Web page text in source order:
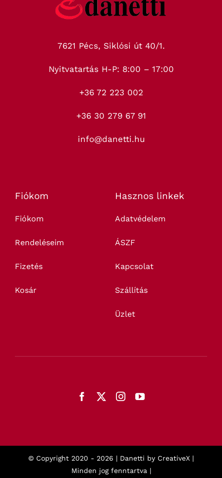
7621 Pécs, Siklósi út 40/1.
Nyitvatartás H-P: 8:00 – 17:00
+36 72 223 002
+36 30 279 67 91
info@danetti.hu
Fiókom
Fiókom
Rendeléseim
Fizetés
Kosár
Hasznos linkek
Adatvédelem
ÁSZF
Kapcsolat
Szállítás
Üzlet
© Copyright 2020 - 2026 | Danetti by CreativeX |
Minden jog fenntartva |